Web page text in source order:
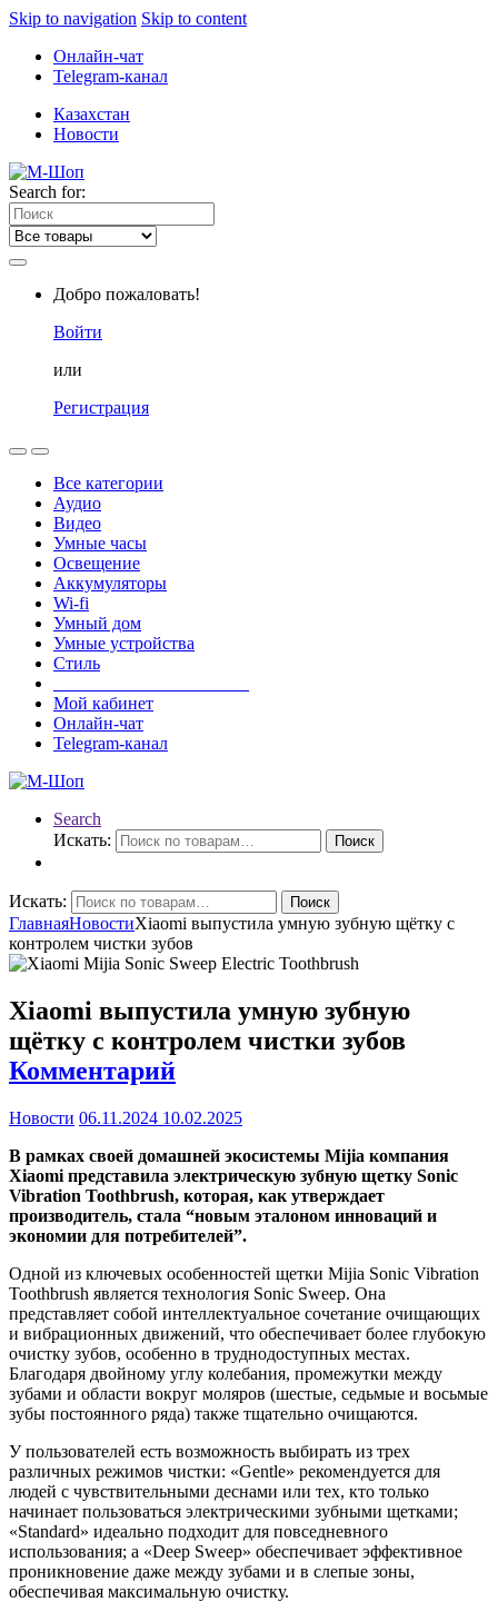
Skip to navigation Skip to content
Онлайн-чат
Telegram-канал
Казахстан
Новости
Search for:
Добро пожаловать!
Войти
или
Регистрация
Все категории
Аудио
Видео
Умные часы
Освещение
Аккумуляторы
Wi-fi
Умный дом
Умные устройства
Стиль
Мой кабинет
Онлайн-чат
Telegram-канал
Search
Искать:
Поиск
Искать: Поиск
ГлавнаяНовостиXiaomi выпустила умную зубную щётку с
контролем чистки зубов
Xiaomi выпустила умную зубную
щётку с контролем чистки зубов
Комментарий
Новости 06.11.2024 10.02.2025
В рамках своей домашней экосистемы Mijia компания
Xiaomi представила электрическую зубную щетку Sonic
Vibration Toothbrush, которая, как утверждает
производитель, стала “новым эталоном инноваций и
экономии для потребителей”.
Одной из ключевых особенностей щетки Mijia Sonic Vibration
Toothbrush является технология Sonic Sweep. Она
представляет собой интеллектуальное сочетание очищающих
и вибрационных движений, что обеспечивает более глубокую
очистку зубов, особенно в труднодоступных местах.
Благодаря двойному углу колебания, промежутки между
зубами и области вокруг моляров (шестые, седьмые и восьмые
зубы постоянного ряда) также тщательно очищаются.
У пользователей есть возможность выбирать из трех
различных режимов чистки: «Gentle» рекомендуется для
людей с чувствительными деснами или тех, кто только
начинает пользоваться электрическими зубными щетками;
«Standard» идеально подходит для повседневного
использования; а «Deep Sweep» обеспечивает эффективное
проникновение даже между зубами и в слепые зоны,
обеспечивая максимальную очистку.